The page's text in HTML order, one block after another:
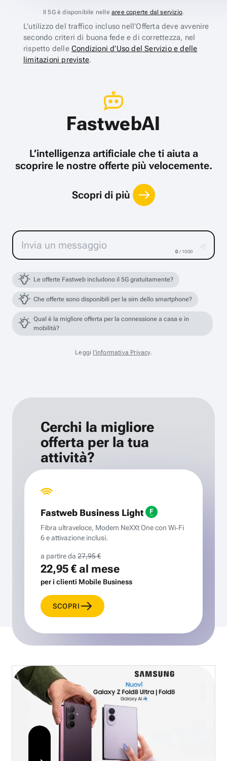
Il 5G è disponibile nelle aree coperte dal servizio.
L’utilizzo del traffico incluso nell’Offerta deve avvenire
secondo criteri di buona fede e di correttezza, nel
rispetto delle Condizioni d’Uso del Servizio e delle
limitazioni previste.
FastwebAI
L’intelligenza artificiale che ti aiuta a
scoprire le nostre offerte più velocemente.
Scopri di più
0 / 1000
Le offerte Fastweb includono il 5G gratuitamente?
Che offerte sono disponibili per la sim dello smartphone?
Qual è la migliore offerta per la connessione a casa e in
mobilità?
Leggi l'informativa Privacy.
Cerchi la migliore
offerta per la tua
attività?
Fastweb Business Light
Fibra ultraveloce, Modem NeXXt One con Wi‑Fi
6 e attivazione inclusi.
a partire da 27,95 €
22,95 €al mese
per i clienti Mobile Business
SCOPRI